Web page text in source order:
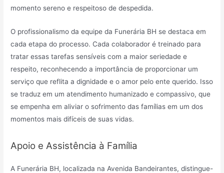
momento sereno e respeitoso de despedida.
O profissionalismo da equipe da Funerária BH se destaca em
cada etapa do processo. Cada colaborador é treinado para
tratar essas tarefas sensíveis com a maior seriedade e
respeito, reconhecendo a importância de proporcionar um
serviço que reflita a dignidade e o amor pelo ente querido. Isso
se traduz em um atendimento humanizado e compassivo, que
se empenha em aliviar o sofrimento das famílias em um dos
momentos mais difíceis de suas vidas.
Apoio e Assistência à Família
A Funerária BH, localizada na Avenida Bandeirantes, distingue-